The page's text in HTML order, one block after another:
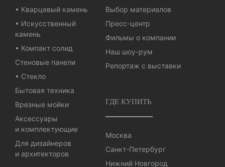
• Кварцевый камень
• Искусственный
камень
• Компакт солид
Стеновые панели
• Стекло
Бытовая техника
Врезные мойки
Аксессуары
и комплектующие
Для дизайнеров
и архитекторов
Выбор материалов
Пресс-центр
Фильмы о компании
Наш шоу-рум
Репортаж с выставки
ГДЕ КУПИТЬ
Москва
Санкт-Петербург
Нижний Новгород